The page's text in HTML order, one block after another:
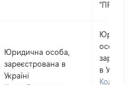
Юридична особа,
зареєстрована в
Україні
особа,
в Україні
Код в